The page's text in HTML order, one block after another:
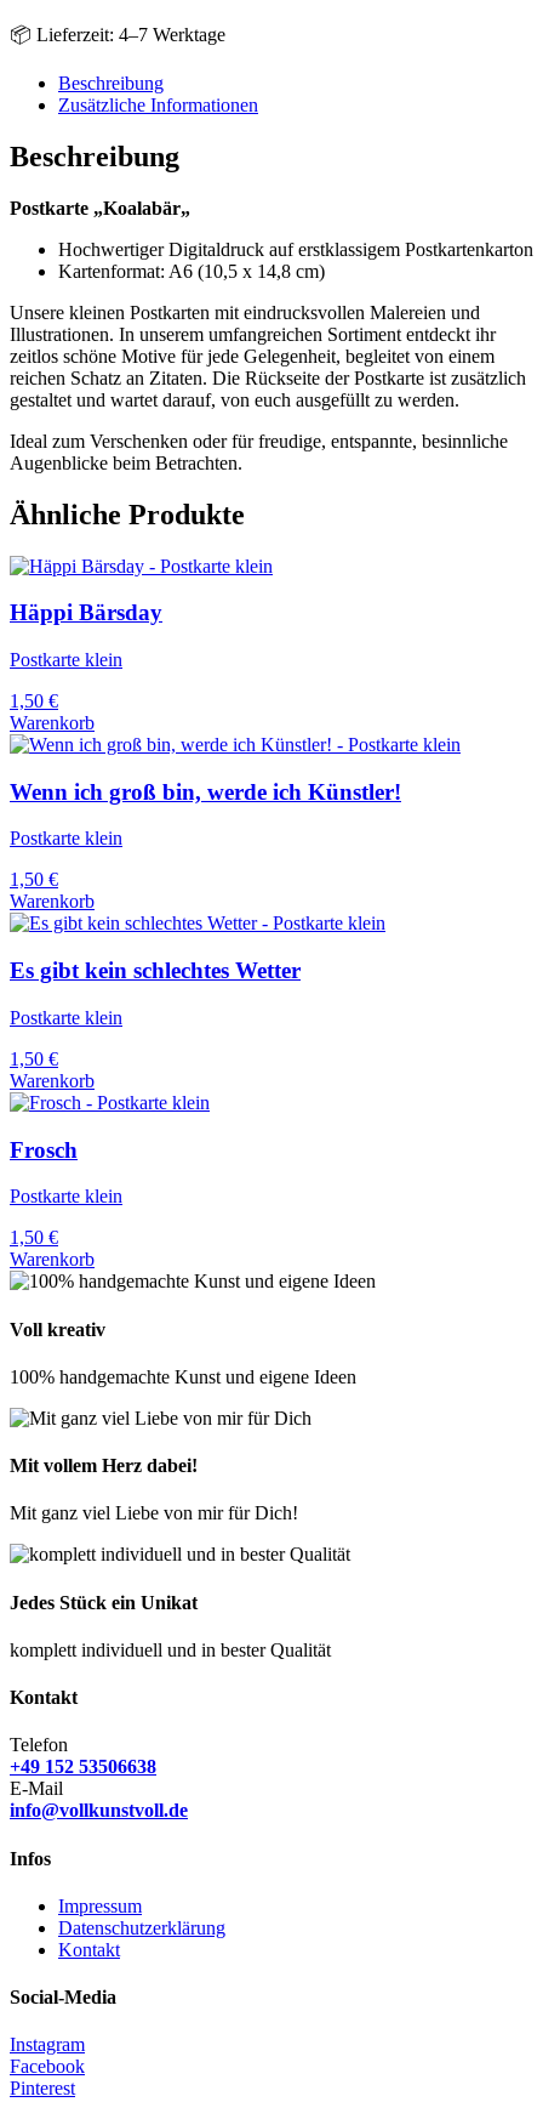
📦 Lieferzeit: 4–7 Werktage
Beschreibung
Zusätzliche Informationen
Beschreibung
Postkarte „Koalabär„
Hochwertiger Digitaldruck auf erstklassigem Postkartenkarton
Kartenformat: A6 (10,5 x 14,8 cm)
Unsere kleinen Postkarten mit eindrucksvollen Malereien und
Illustrationen. In unserem umfangreichen Sortiment entdeckt ihr
zeitlos schöne Motive für jede Gelegenheit, begleitet von einem
reichen Schatz an Zitaten. Die Rückseite der Postkarte ist zusätzlich
gestaltet und wartet darauf, von euch ausgefüllt zu werden.
Ideal zum Verschenken oder für freudige, entspannte, besinnliche
Augenblicke beim Betrachten.
Ähnliche Produkte
Häppi Bärsday
Postkarte klein
1,50 €
Warenkorb
Wenn ich groß bin, werde ich Künstler!
Postkarte klein
1,50 €
Warenkorb
Es gibt kein schlechtes Wetter
Postkarte klein
1,50 €
Warenkorb
Frosch
Postkarte klein
1,50 €
Warenkorb
Voll kreativ
100% handgemachte Kunst und eigene Ideen
Mit vollem Herz dabei!
Mit ganz viel Liebe von mir für Dich!
Jedes Stück ein Unikat
komplett individuell und in bester Qualität
Kontakt
Telefon
+49 152 53506638
E-Mail
info@vollkunstvoll.de
Infos
Impressum
Datenschutzerklärung
Kontakt
Social-Media
Instagram
Facebook
Pinterest